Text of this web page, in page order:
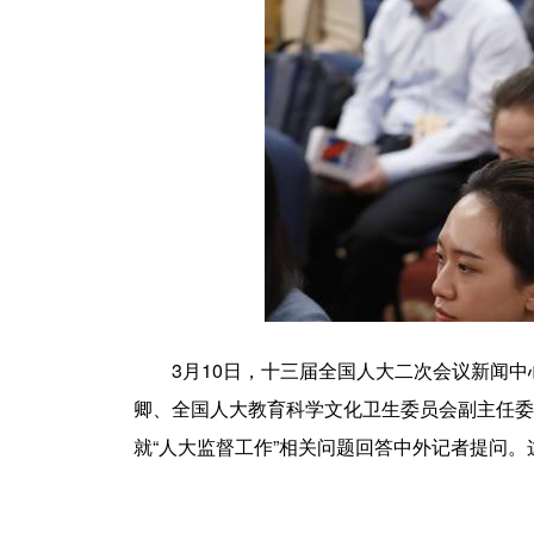
3月10日，十三届全国人大二次会议新闻中
卿、全国人大教育科学文化卫生委员会副主任
就“人大监督工作”相关问题回答中外记者提问